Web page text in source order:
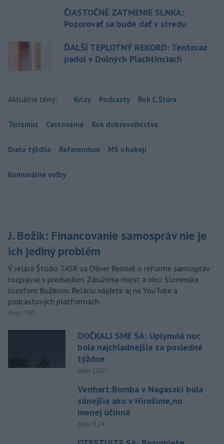
ČIASTOČNÉ ZATMENIE SLNKA:
Pozorovať sa bude dať v stredu
ĎALŠÍ TEPLOTNÝ REKORD: Tentoraz
padol v Dolných Plachtinciach
Aktuálne témy: Kvízy Podcasty Rok Ľ.Štúra
Turizmus Cestovanie Rok dobrovoľníctva
Dielo týždňa Referendum MS v hokeji
Komunálne voľby
J. Božik: Financovanie samospráv nie je
ich jediný problém
V relácii Štúdio TASR sa Oliver Remiaš o reforme samospráv
rozprával s predsedom Združenia miest a obcí Slovenska
Jozefom Božikom. Reláciu nájdete aj na YouTube a
podcastových platformách.
dnes 7:00
DOČKALI SME SA: Uplynulá noc
bola najchladnejšia za posledné
týždne
dnes 10:27
Venhart:Bomba v Nagasaki bola
silnejšia ako v Hirošime,no
menej účinná
dnes 8:24